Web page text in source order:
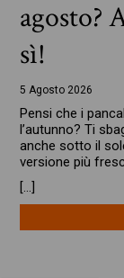
agosto?
sì!
5 Agosto 2026
Pensi che i
l’autunno? Ti
anche sotto il
versione più
[…]